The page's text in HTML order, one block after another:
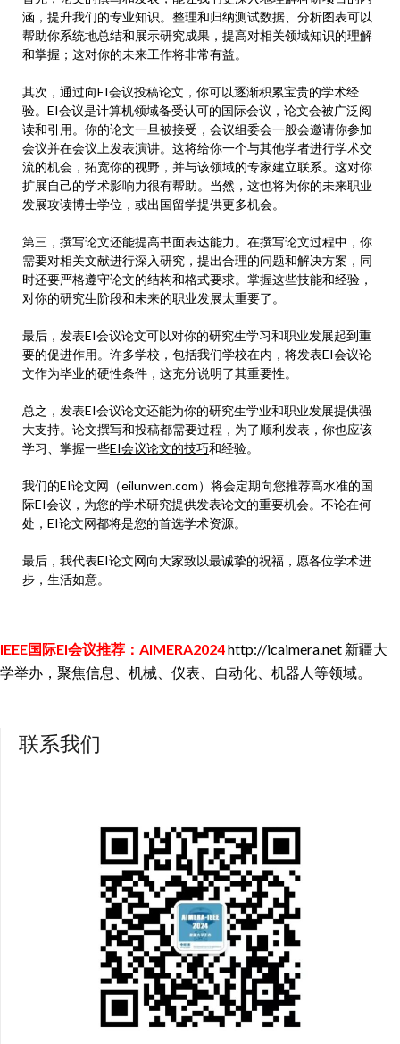
涵，提升我们的专业知识。整理和归纳测试数据、分析图表可以
帮助你系统地总结和展示研究成果，提高对相关领域知识的理解
和掌握；这对你的未来工作将非常有益。
其次，通过向EI会议投稿论文，你可以逐渐积累宝贵的学术经
验。EI会议是计算机领域备受认可的国际会议，论文会被广泛阅
读和引用。你的论文一旦被接受，会议组委会一般会邀请你参加
会议并在会议上发表演讲。这将给你一个与其他学者进行学术交
流的机会，拓宽你的视野，并与该领域的专家建立联系。这对你
扩展自己的学术影响力很有帮助。当然，这也将为你的未来职业
发展攻读博士学位，或出国留学提供更多机会。
第三，撰写论文还能提高书面表达能力。在撰写论文过程中，你
需要对相关文献进行深入研究，提出合理的问题和解决方案，同
时还要严格遵守论文的结构和格式要求。掌握这些技能和经验，
对你的研究生阶段和未来的职业发展太重要了。
最后，发表EI会议论文可以对你的研究生学习和职业发展起到重
要的促进作用。许多学校，包括我们学校在内，将发表EI会议论
文作为毕业的硬性条件，这充分说明了其重要性。
总之，发表EI会议论文还能为你的研究生学业和职业发展提供强
大支持。论文撰写和投稿都需要过程，为了顺利发表，你也应该
学习、掌握一些EI会议论文的技巧和经验。
我们的EI论文网（eilunwen.com）将会定期向您推荐高水准的国
际EI会议，为您的学术研究提供发表论文的重要机会。不论在何
处，EI论文网都将是您的首选学术资源。
最后，我代表EI论文网向大家致以最诚挚的祝福，愿各位学术进
步，生活如意。
IEEE国际EI会议推荐：AIMERA2024http://icaimera.net 新疆大
学举办，聚焦信息、机械、仪表、自动化、机器人等领域。
联系我们